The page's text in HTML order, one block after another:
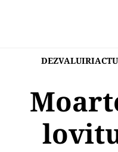
DEZVALUIRI